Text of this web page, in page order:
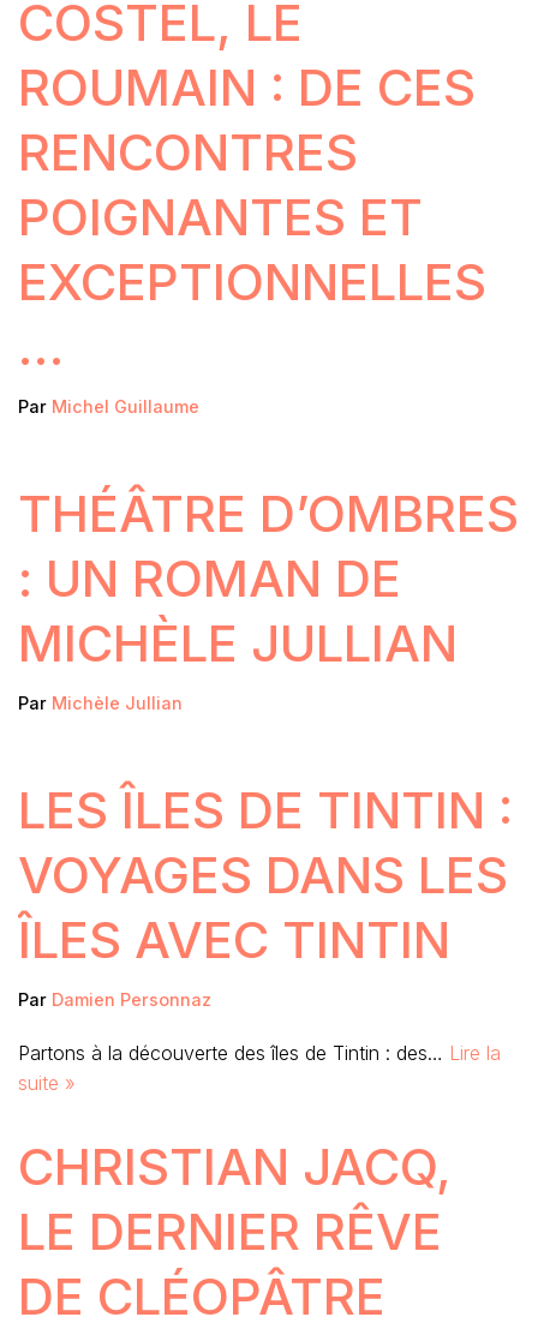
COSTEL, LE
ROUMAIN : DE CES
RENCONTRES
POIGNANTES ET
EXCEPTIONNELLES
…
Par Michel Guillaume
THÉÂTRE D’OMBRES
: UN ROMAN DE
MICHÈLE JULLIAN
Par Michèle Jullian
LES ÎLES DE TINTIN :
VOYAGES DANS LES
ÎLES AVEC TINTIN
Par Damien Personnaz
Partons à la découverte des îles de Tintin : des… Lire la
suite »
CHRISTIAN JACQ,
LE DERNIER RÊVE
DE CLÉOPÂTRE